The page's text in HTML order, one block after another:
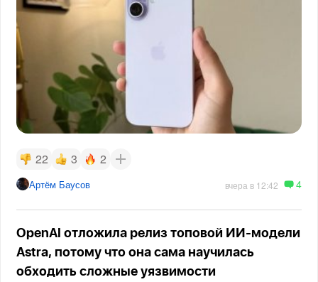
22 3 2
Артём Баусов вчера в 12:42 4
OpenAI отложила релиз топовой ИИ-модели
Astra, потому что она сама научилась
обходить сложные уязвимости